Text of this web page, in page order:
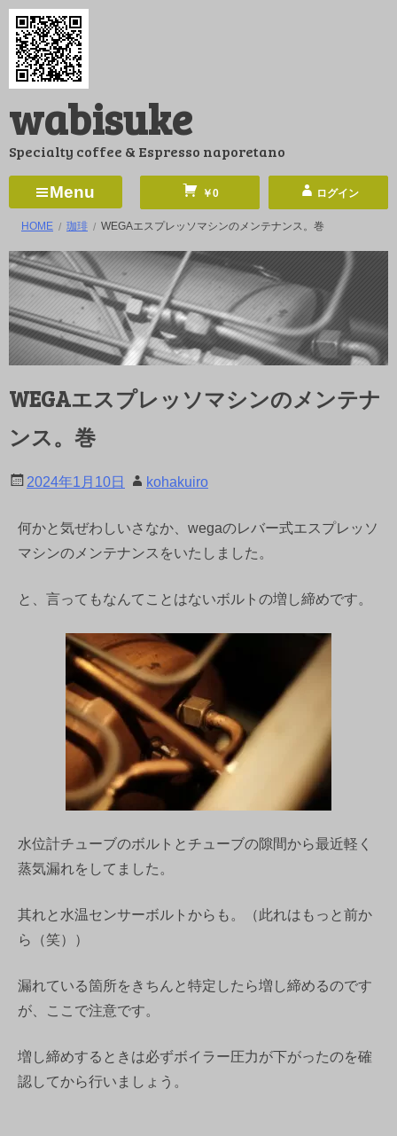
コ
ン
ツ
ス
ッ
wabisuke
Specialty coffee & Espresso naporetano
Menu ￥0 ログイン
HOME 珈琲 WEGAエスプレッソマシンのメンテナンス。巻
WEGAエスプレッソマシンのメンテナ
ンス。巻
2024年1月10日 kohakuiro
何かと気ぜわしいさなか、wegaのレバー式エスプレッソ
マシンのメンテナンスをいたしました。
と、言ってもなんてことはないボルトの増し締めです。
水位計チューブのボルトとチューブの隙間から最近軽く
蒸気漏れをしてました。
其れと水温センサーボルトからも。（此れはもっと前か
ら（笑））
漏れている箇所をきちんと特定したら増し締めるのです
が、ここで注意です。
増し締めするときは必ずボイラー圧力が下がったのを確
認してから行いましょう。